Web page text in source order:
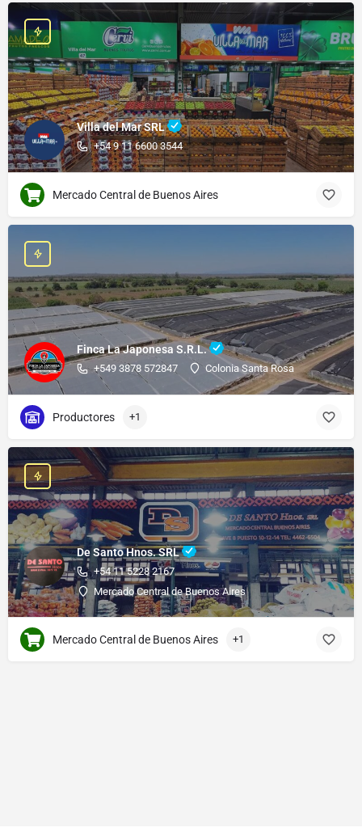
Villa del Mar SRL
+54 9 11 6600 3544
Mercado Central de Buenos Aires
Finca La Japonesa S.R.L.
+549 3878 572847 Colonia Santa Rosa
Productores +1
De Santo Hnos. SRL
+54 11 5228 2167
Mercado Central de Buenos Aires
Mercado Central de Buenos Aires +1